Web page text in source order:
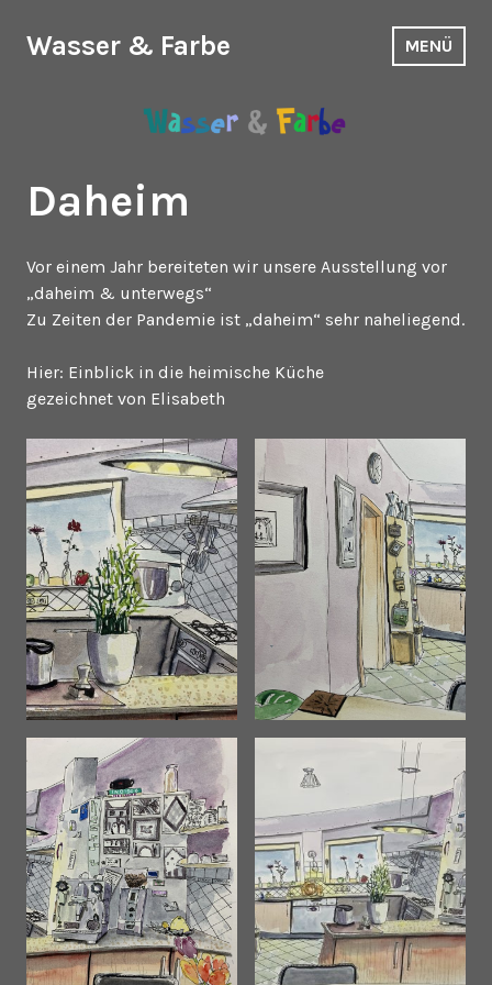
Inhalt
Wasser & Farbe MENÜ
Daheim
Vor einem Jahr bereiteten wir unsere Ausstellung vor
„daheim & unterwegs“
Zu Zeiten der Pandemie ist „daheim“ sehr naheliegend.
Hier: Einblick in die heimische Küche
gezeichnet von Elisabeth